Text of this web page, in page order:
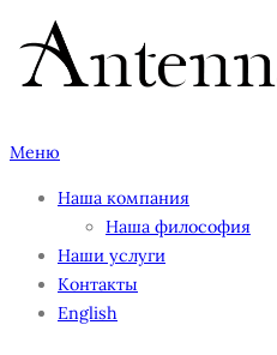
Перейти
содержимому
Меню
Наша компания
Наша философия
Наши услуги
Контакты
English